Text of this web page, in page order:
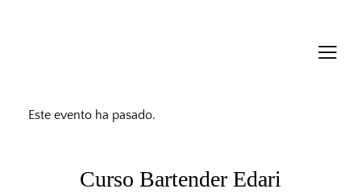
Este evento ha pasado.
Curso Bartender Edari